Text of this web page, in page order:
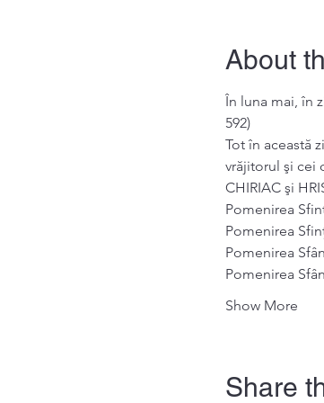
About
În luna mai, în
592)
Tot în această
vrăjitorul şi cei
CHIRIAC şi
Pomenirea
Pomenirea
Pomenirea
Pomenirea
Show More
Share